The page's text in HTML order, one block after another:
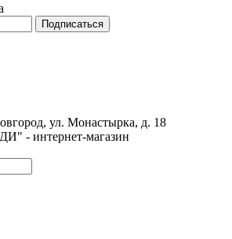
ул. Монастырка, д. 18
- интернет-магазин